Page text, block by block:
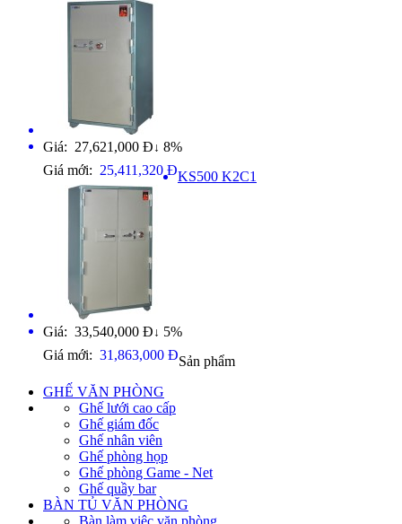
Giá: 27,621,000 Đ ↓ 8%
Giá mới: 25,411,320 ĐKS500 K2C1
Giá: 33,540,000 Đ ↓ 5%
Giá mới: 31,863,000 ĐSản phẩm
GHẾ VĂN PHÒNG
Ghế lưới cao cấp
Ghế giám đốc
Ghế nhân viên
Ghế phòng họp
Ghế phòng Game - Net
Ghế quầy bar
BÀN TỦ VĂN PHÒNG
Bàn làm việc văn phòng